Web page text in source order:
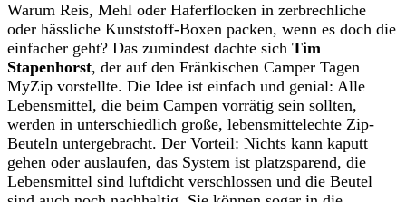
Warum Reis, Mehl oder Haferflocken in zerbrechliche
oder hässliche Kunststoff-Boxen packen, wenn es doch die
einfacher geht? Das zumindest dachte sich Tim
Stapenhorst, der auf den Fränkischen Camper Tagen
MyZip vorstellte. Die Idee ist einfach und genial: Alle
Lebensmittel, die beim Campen vorrätig sein sollten,
werden in unterschiedlich große, lebensmittelechte Zip-
Beuteln untergebracht. Der Vorteil: Nichts kann kaputt
gehen oder auslaufen, das System ist platzsparend, die
Lebensmittel sind luftdicht verschlossen und die Beutel